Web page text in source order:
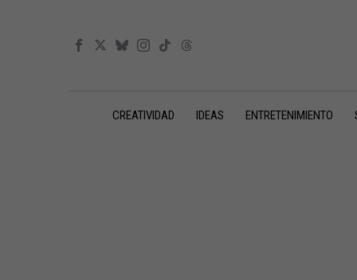
CREATIVIDAD IDEAS ENTRETENIMIENTO